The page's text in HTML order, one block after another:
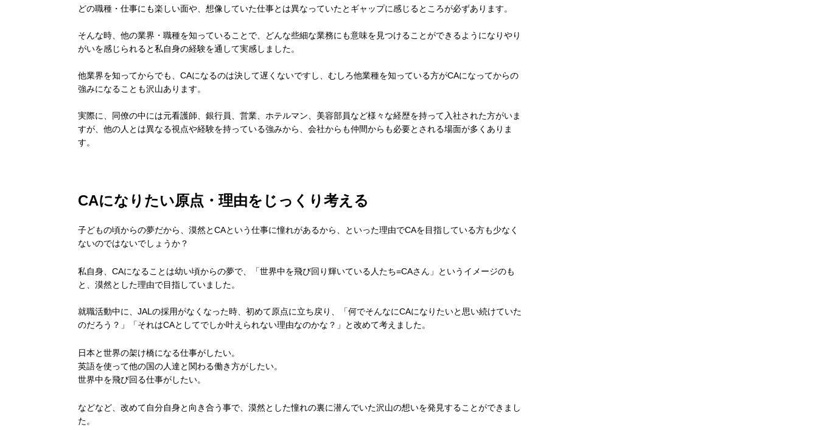
どの職種・仕事にも楽しい面や、想像していた仕事とは異なっていたとギャップに感じるところが必ずあります。
そんな時、他の業界・職種を知っていることで、どんな些細な業務にも意味を見つけることができるようになりやり
がいを感じられると私自身の経験を通して実感しました。
他業界を知ってからでも、CAになるのは決して遅くないですし、むしろ他業種を知っている方がCAになってからの
強みになることも沢山あります。
実際に、同僚の中には元看護師、銀行員、営業、ホテルマン、美容部員など様々な経歴を持って入社された方がいま
すが、他の人とは異なる視点や経験を持っている強みから、会社からも仲間からも必要とされる場面が多くありま
す。
CAになりたい原点・理由をじっくり考える
子どもの頃からの夢だから、漠然とCAという仕事に憧れがあるから、といった理由でCAを目指している方も少なく
ないのではないでしょうか？
私自身、CAになることは幼い頃からの夢で、「世界中を飛び回り輝いている人たち=CAさん」というイメージのも
と、漠然とした理由で目指していました。
就職活動中に、JALの採用がなくなった時、初めて原点に立ち戻り、「何でそんなにCAになりたいと思い続けていた
のだろう？」「それはCAとしてでしか叶えられない理由なのかな？」と改めて考えました。
日本と世界の架け橋になる仕事がしたい。
英語を使って他の国の人達と関わる働き方がしたい。
世界中を飛び回る仕事がしたい。
などなど、改めて自分自身と向き合う事で、漠然とした憧れの裏に潜んでいた沢山の想いを発見することができまし
た。